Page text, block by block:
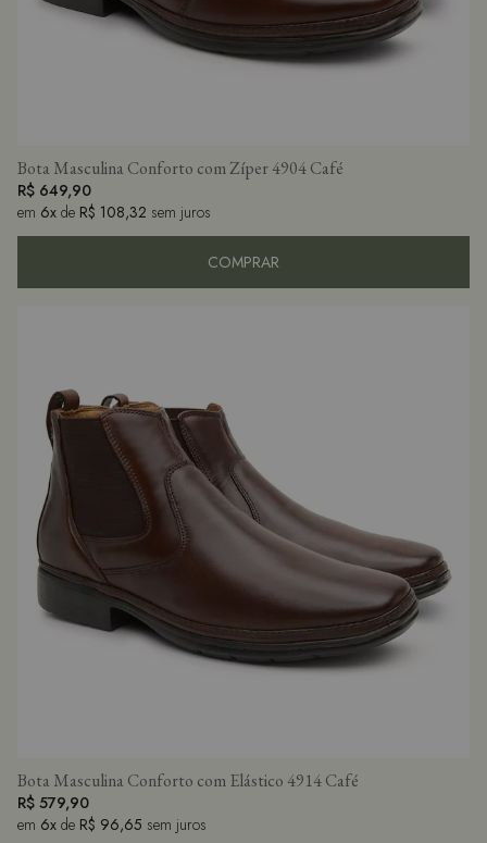
Bota Masculina Conforto com Zíper 4904 Café
R$ 649,90
em 6x de R$ 108,32 sem juros
COMPRAR
Bota Masculina Conforto com Elástico 4914 Café
R$ 579,90
em 6x de R$ 96,65 sem juros